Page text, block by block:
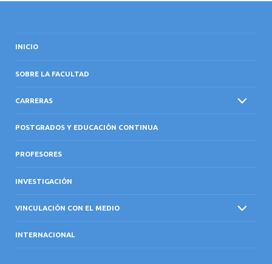
INICIO
SOBRE LA FACULTAD
CARRERAS
POSTGRADOS Y EDUCACIÓN CONTINUA
PROFESORES
INVESTIGACIÓN
VINCULACIÓN CON EL MEDIO
INTERNACIONAL